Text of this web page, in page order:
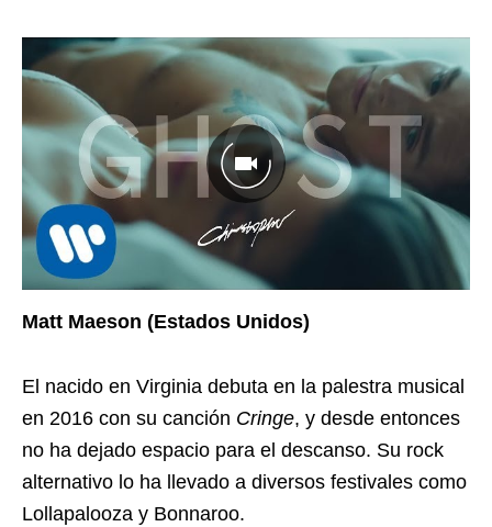
Matt Maeson (Estados Unidos)
El nacido en Virginia debuta en la palestra musical
en 2016 con su canción Cringe, y desde entonces
no ha dejado espacio para el descanso. Su rock
alternativo lo ha llevado a diversos festivales como
Lollapalooza y Bonnaroo.